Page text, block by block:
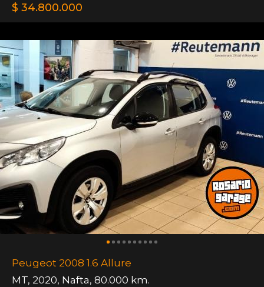
$ 34.800.000
Peugeot 2008 1.6 Allure
MT, 2020, Nafta, 80.000 km.